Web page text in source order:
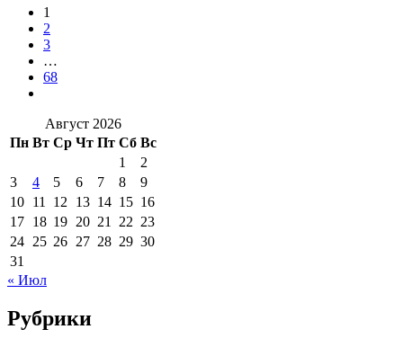
1
2
3
…
68
Август 2026
Пн Вт Ср Чт Пт Сб Вс
1
2
3
4 5 6 7 8
9
10 11 12 13 14 15 16
17 18 19 20 21 22 23
24 25 26 27 28 29 30
31
« Июл
Рубрики